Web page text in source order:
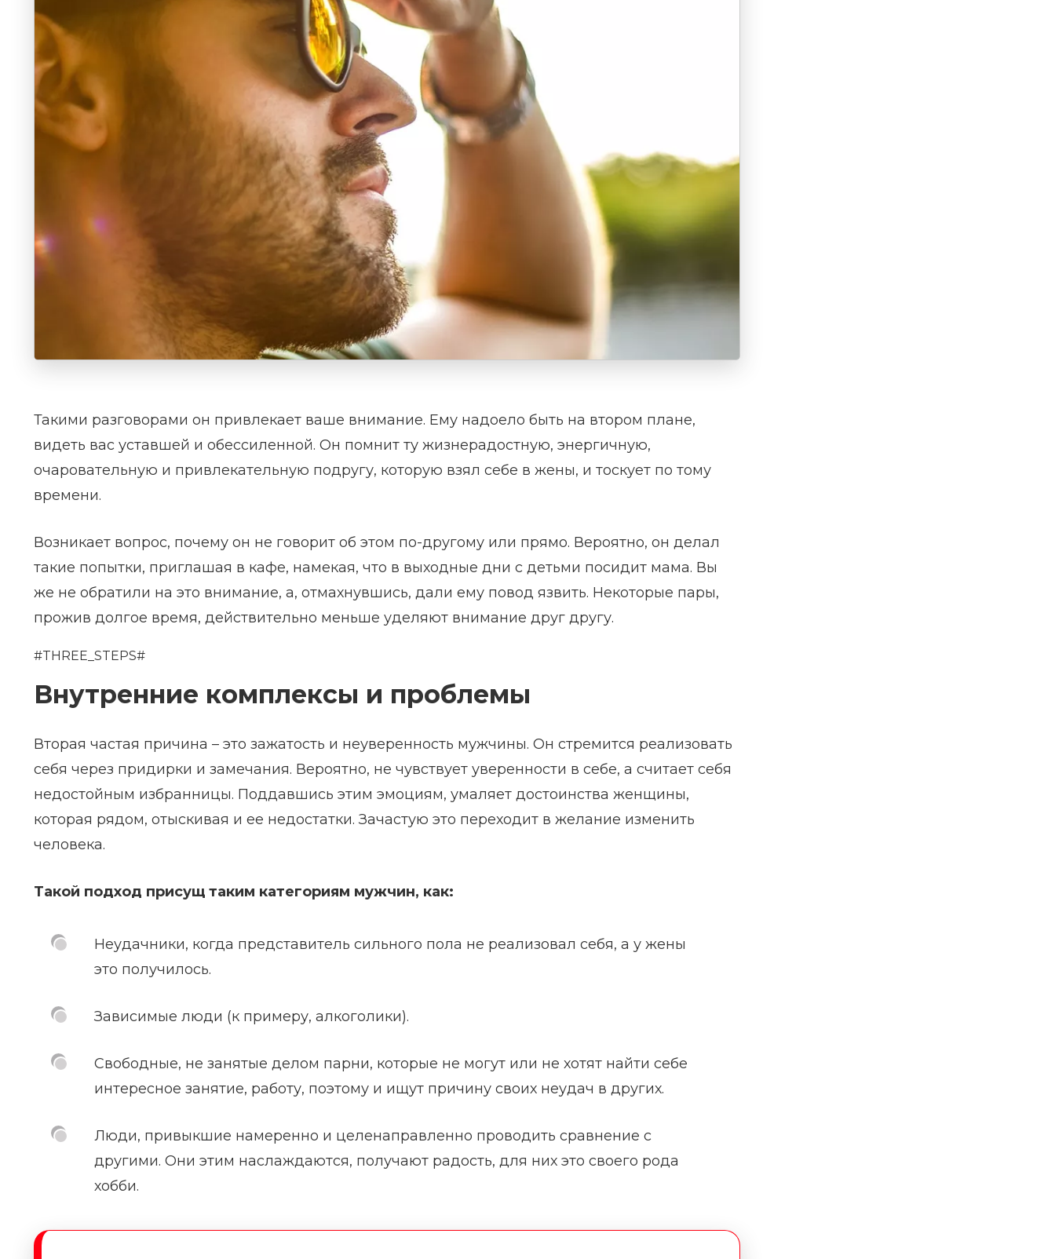
Такими разговорами он привлекает ваше внимание. Ему надоело быть на втором плане,
видеть вас уставшей и обессиленной. Он помнит ту жизнерадостную, энергичную,
очаровательную и привлекательную подругу, которую взял себе в жены, и тоскует по тому
времени.
Возникает вопрос, почему он не говорит об этом по-другому или прямо. Вероятно, он делал
такие попытки, приглашая в кафе, намекая, что в выходные дни с детьми посидит мама. Вы
же не обратили на это внимание, а, отмахнувшись, дали ему повод язвить. Некоторые пары,
прожив долгое время, действительно меньше уделяют внимание друг другу.
#THREE_STEPS#
Внутренние комплексы и проблемы
Вторая частая причина – это зажатость и неуверенность мужчины. Он стремится реализовать
себя через придирки и замечания. Вероятно, не чувствует уверенности в себе, а считает себя
недостойным избранницы. Поддавшись этим эмоциям, умаляет достоинства женщины,
которая рядом, отыскивая и ее недостатки. Зачастую это переходит в желание изменить
человека.
Такой подход присущ таким категориям мужчин, как:
Неудачники, когда представитель сильного пола не реализовал себя, а у жены
это получилось.
Зависимые люди (к примеру, алкоголики).
Свободные, не занятые делом парни, которые не могут или не хотят найти себе
интересное занятие, работу, поэтому и ищут причину своих неудач в других.
Люди, привыкшие намеренно и целенаправленно проводить сравнение с
другими. Они этим наслаждаются, получают радость, для них это своего рода
хобби.